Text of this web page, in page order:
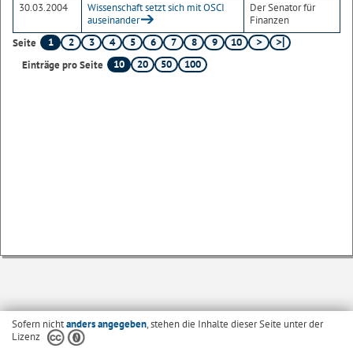
30.03.2004
Wissenschaft setzt sich mit OSCI
auseinander
Der Senator für
Finanzen
Seite
1 2 3 4 5 6 7 8 9
10
Einträge pro Seite
10 20 50 100
Sofern nichtanders angegeben, stehen die Inhalte dieser Seite unter der
Lizenz